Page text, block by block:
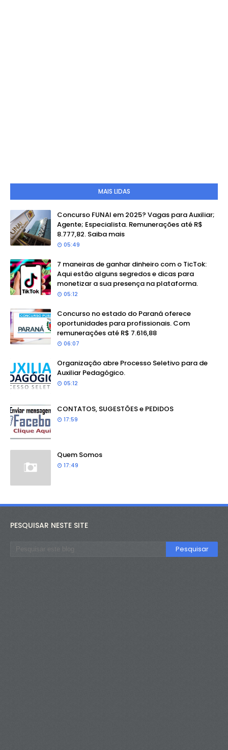
MAIS LIDAS
Concurso FUNAI em 2025? Vagas para Auxiliar;
Agente; Especialista. Remunerações até R$
8.777,82. Saiba mais
05:49
7 maneiras de ganhar dinheiro com o TicTok:
Aqui estão alguns segredos e dicas para
monetizar a sua presença na plataforma.
05:12
Concurso no estado do Paraná oferece
oportunidades para profissionais. Com
remunerações até R$ 7.616,88
06:07
Organização abre Processo Seletivo para de
Auxiliar Pedagógico.
05:12
CONTATOS, SUGESTÕES e PEDIDOS
17:59
Quem Somos
17:49
PESQUISAR NESTE SITE